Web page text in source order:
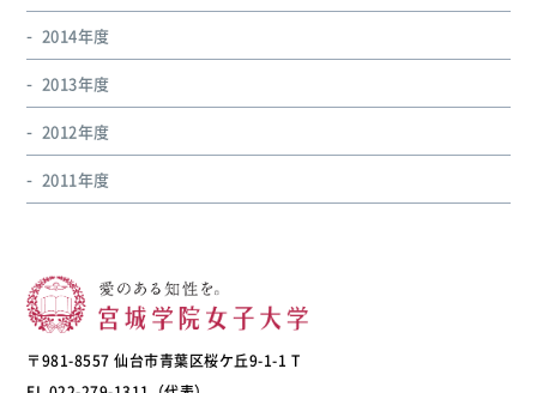
2014年度
2013年度
2012年度
2011年度
〒981-8557 仙台市青葉区桜ケ丘9-1-1 T